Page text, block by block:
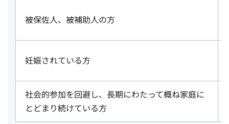
被保佐人、被補助人の方
妊娠されている方
社会的参加を回避し、長期にわたって概ね家庭に
とどまり続けている方